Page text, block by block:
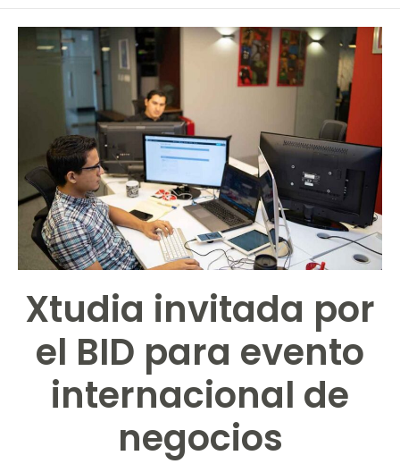
Xtudia invitada por
el BID para evento
internacional de
negocios